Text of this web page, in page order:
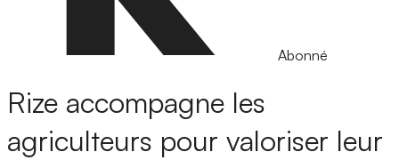
Abonné
Rize accompagne les
agriculteurs pour valoriser leur